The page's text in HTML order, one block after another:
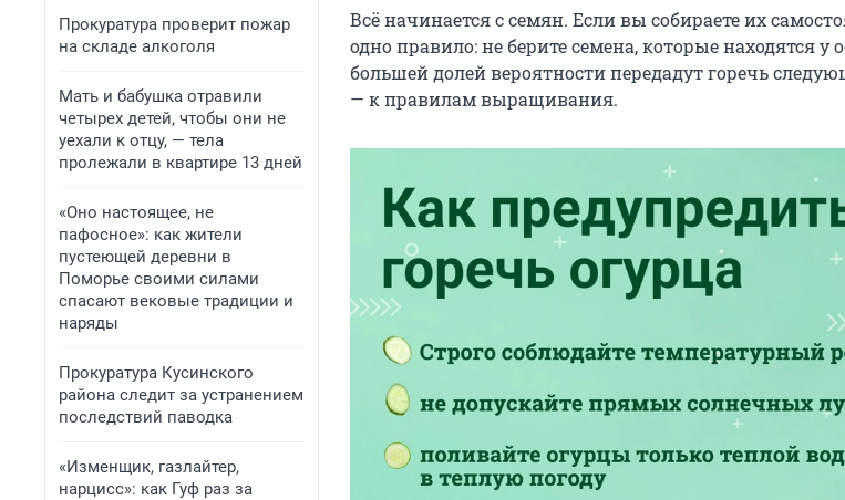
Прокуратура проверит пожар
на складе алкоголя
Мать и бабушка отравили
четырех детей, чтобы они не
уехали к отцу, — тела
пролежали в квартире 13 дней
«Оно настоящее, не
пафосное»: как жители
пустеющей деревни в
Поморье своими силами
спасают вековые традиции и
наряды
Прокуратура Кусинского
района следит за устранением
последствий паводка
«Изменщик, газлайтер,
нарцисс»: как Гуф раз за
Всё начинается с семян. Если вы собираете их
одно правило: не берите семена, которые находятся у
большей долей вероятности передадут горечь
— к правилам выращивания.